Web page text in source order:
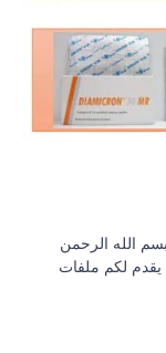
تحميل كتاب اطلس الادوية المصرية بالصور pdf بسم الله الرحمن
يقدم لكم ملفات